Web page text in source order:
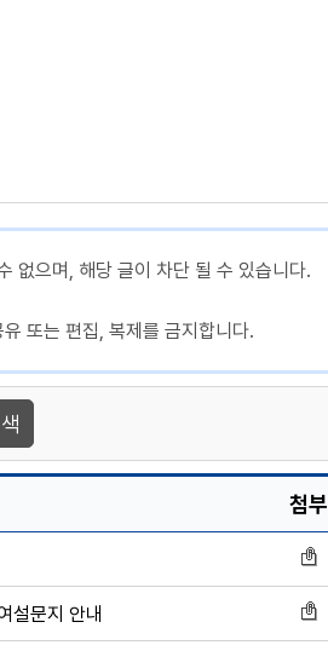
없으며, 해당 글이 차단 될 수 있습니다.
또는 편집, 복제를 금지합니다.
첨부
설문지 안내